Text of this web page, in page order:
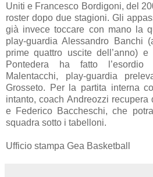
Uniti e Francesco Bordigoni, del
roster dopo due stagioni. Gli
già invece toccare con mano la
play-guardia Alessandro Banchi
prime quattro uscite dell’anno)
Pontedera ha fatto
Malentacchi, play-guardia
Grosseto. Per la partita interna
intanto, coach Andreozzi
e Federico Baccheschi, che
squadra sotto i tabelloni.
Ufficio stampa Gea Basketball